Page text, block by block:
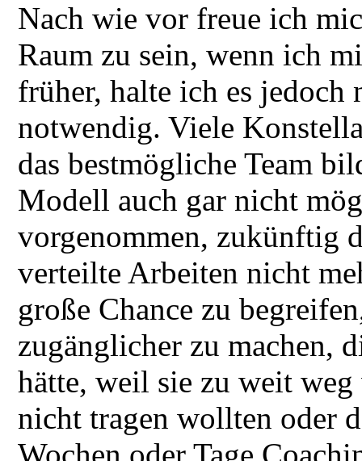
Nach wie vor freue ich
Raum zu sein, wenn ich
früher, halte ich es
notwendig. Viele
das bestmögliche Team
Modell auch gar nicht
vorgenommen, zukünftig
verteilte Arbeiten nicht
große Chance zu
zugänglicher zu machen,
hätte, weil sie zu weit
nicht tragen wollten oder